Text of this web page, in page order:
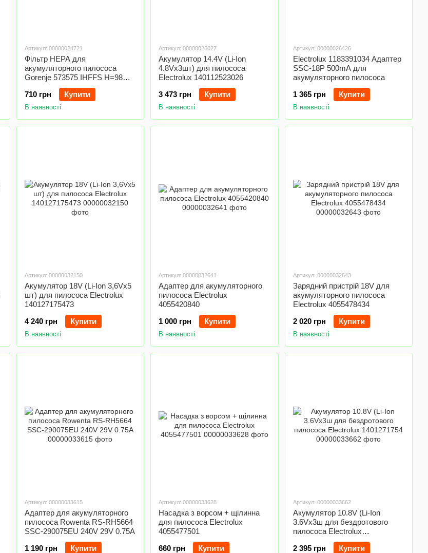
Артикул: 00000024721
Фільтр HEPA для
акумуляторного пилососа
Gorenje 573575 IHFFS H=98mm
710 грн
Купити
В наявності
Артикул: 00000026027
Акумулятор 14.4V (Li-Ion
4.8Vx3шт) для пилососа
Electrolux 140112523026
3 473 грн
Купити
В наявності
Артикул: 00000026426
Electrolux 1183391034 Адаптер
SSC-18P 500mA для
акумуляторного пилососа
1 365 грн
Купити
В наявності
Артикул: 00000032150
Акумулятор 18V (Li-Ion 3,6Vx5
шт) для пилососа Electrolux
140127175473
4 240 грн
Купити
В наявності
Артикул: 00000032641
Адаптер для акумуляторного
пилососа Electrolux
4055420840
1 000 грн
Купити
В наявності
Артикул: 00000032643
Зарядний пристрій 18V для
акумуляторного пилососа
Electrolux 4055478434
2 020 грн
Купити
В наявності
Артикул: 00000033615
Адаптер для акумуляторного
пилососа Rowenta RS-RH5664
SSC-290075EU 240V 29V 0.75A
1 190 грн
Купити
Артикул: 00000033628
Насадка з ворсом + щілинна
для пилососа Electrolux
4055477501
660 грн
Купити
Артикул: 00000033662
Акумулятор 10.8V (Li-Ion
3.6Vx3ш для бездротового
пилососа Electrolux
1401271754
2 395 грн
Купити